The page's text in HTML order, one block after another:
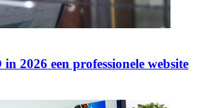
2026 een professionele website